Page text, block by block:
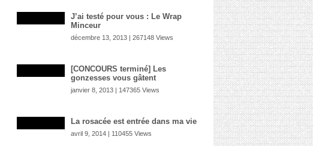
J’ai testé pour vous : Le Wrap
Minceur
décembre 13, 2013 | 267148 Views
[CONCOURS terminé] Les
gonzesses vous gâtent
janvier 8, 2013 | 147365 Views
La rosacée est entrée dans ma vie
avril 9, 2014 | 110455 Views